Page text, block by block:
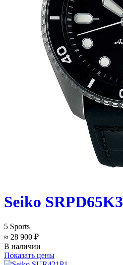
Seiko SRPD65K3
5 Sports
≈ 28 900 ₽
В наличии
Показать цены